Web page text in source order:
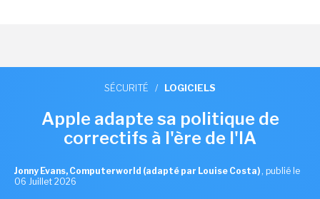
SÉCURITÉ / LOGICIELS
Apple adapte sa politique de
correctifs à l'ère de l'IA
Jonny Evans, Computerworld (adapté par Louise Costa) , publié le
06 Juillet 2026